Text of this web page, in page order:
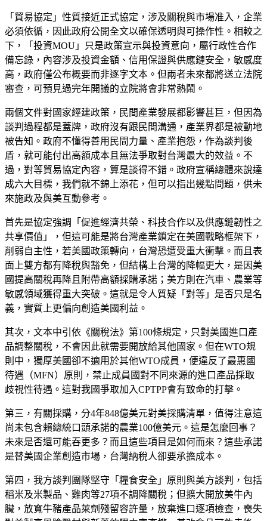
「貿易協定」性質接近正式協定，涉及關稅與市場准入，企業
必須依循，因此政府公開全文以確保透明與可操作性。相較之
下，「投資MOU」只是政策宣示與投資意向，屬行政性合作
備忘錄，內容涉及投資金額、信用保證與供應鏈安全，敏感度
高，政府僅公布概要而非逐字文本。但兩者未來都將送立法院
審查，可預見過完年開議的立院將會非常熱鬧。
兩個文件對國家經建政策，民間產業發展都影響甚巨，但因為
談判過程都是蓋牌，政府沒有跟民間溝通，產業界都是被動地
被告知。政府不懂得善用民間力量、產業抱怨，作為談判後
盾，就可能付出高額成本且無法爭取對台灣最大的效益。不
過，對等貿易協定內容，算是談得不錯。政府宣稱總體來說達
成六大目標，我們就不錦上添花，但可以指出幾點問題，供未
來施政及與美互動參考。
首先是協定強調「促進經濟共榮、科技合作以及供應鏈韌性之
共享價值」，但這可能是將台灣產業鎖定在美國戰略框架下，
削弱自主性，若美國政策轉向，台灣恐遭受重大衝擊。而且表
面上雙方都有降稅與豁免，但結構上台灣的降幅更大，是因美
國提高關稅再降且附帶高額採購承諾；美方則在汽車、農業等
敏感領域獲得重大突破。這就是令人質疑「對等」是否只是名
義，實質上更偏向創造美國利益。
其次，文本中引依《關稅法》第100條規定，只對美國進口產
品調整關稅，不會因此就需要開放給其他國家。但在WTO規
則中，獨厚美國卻不適用於其他WTO成員，便違反了最惠國
待遇（MFN）原則，禁止成員國對不同來源的進口產品採取
歧視性待遇。這對我國爭取加入CPTPP會有致命的打擊。
第三，有關採購，分4年848億美元對美採購清單，值得注意這
尚未包含賴總統口頭承諾的農業100億美元。這是怎麼回事？
未來是否還可能吞更多？而且這些項目是如何而來？這些承諾
是替美國企業創造市場，台灣納稅人卻要承擔成本。
第四，我方談判團隊堅守「糧食安全」原則與美方談判，包括
稻米及米製品、雞肉等27項不調降關稅；但擴大開放美牛內
臟，放寬牛豬產品萊劑殘留容許量，放棄進口逐項檢查，喪失